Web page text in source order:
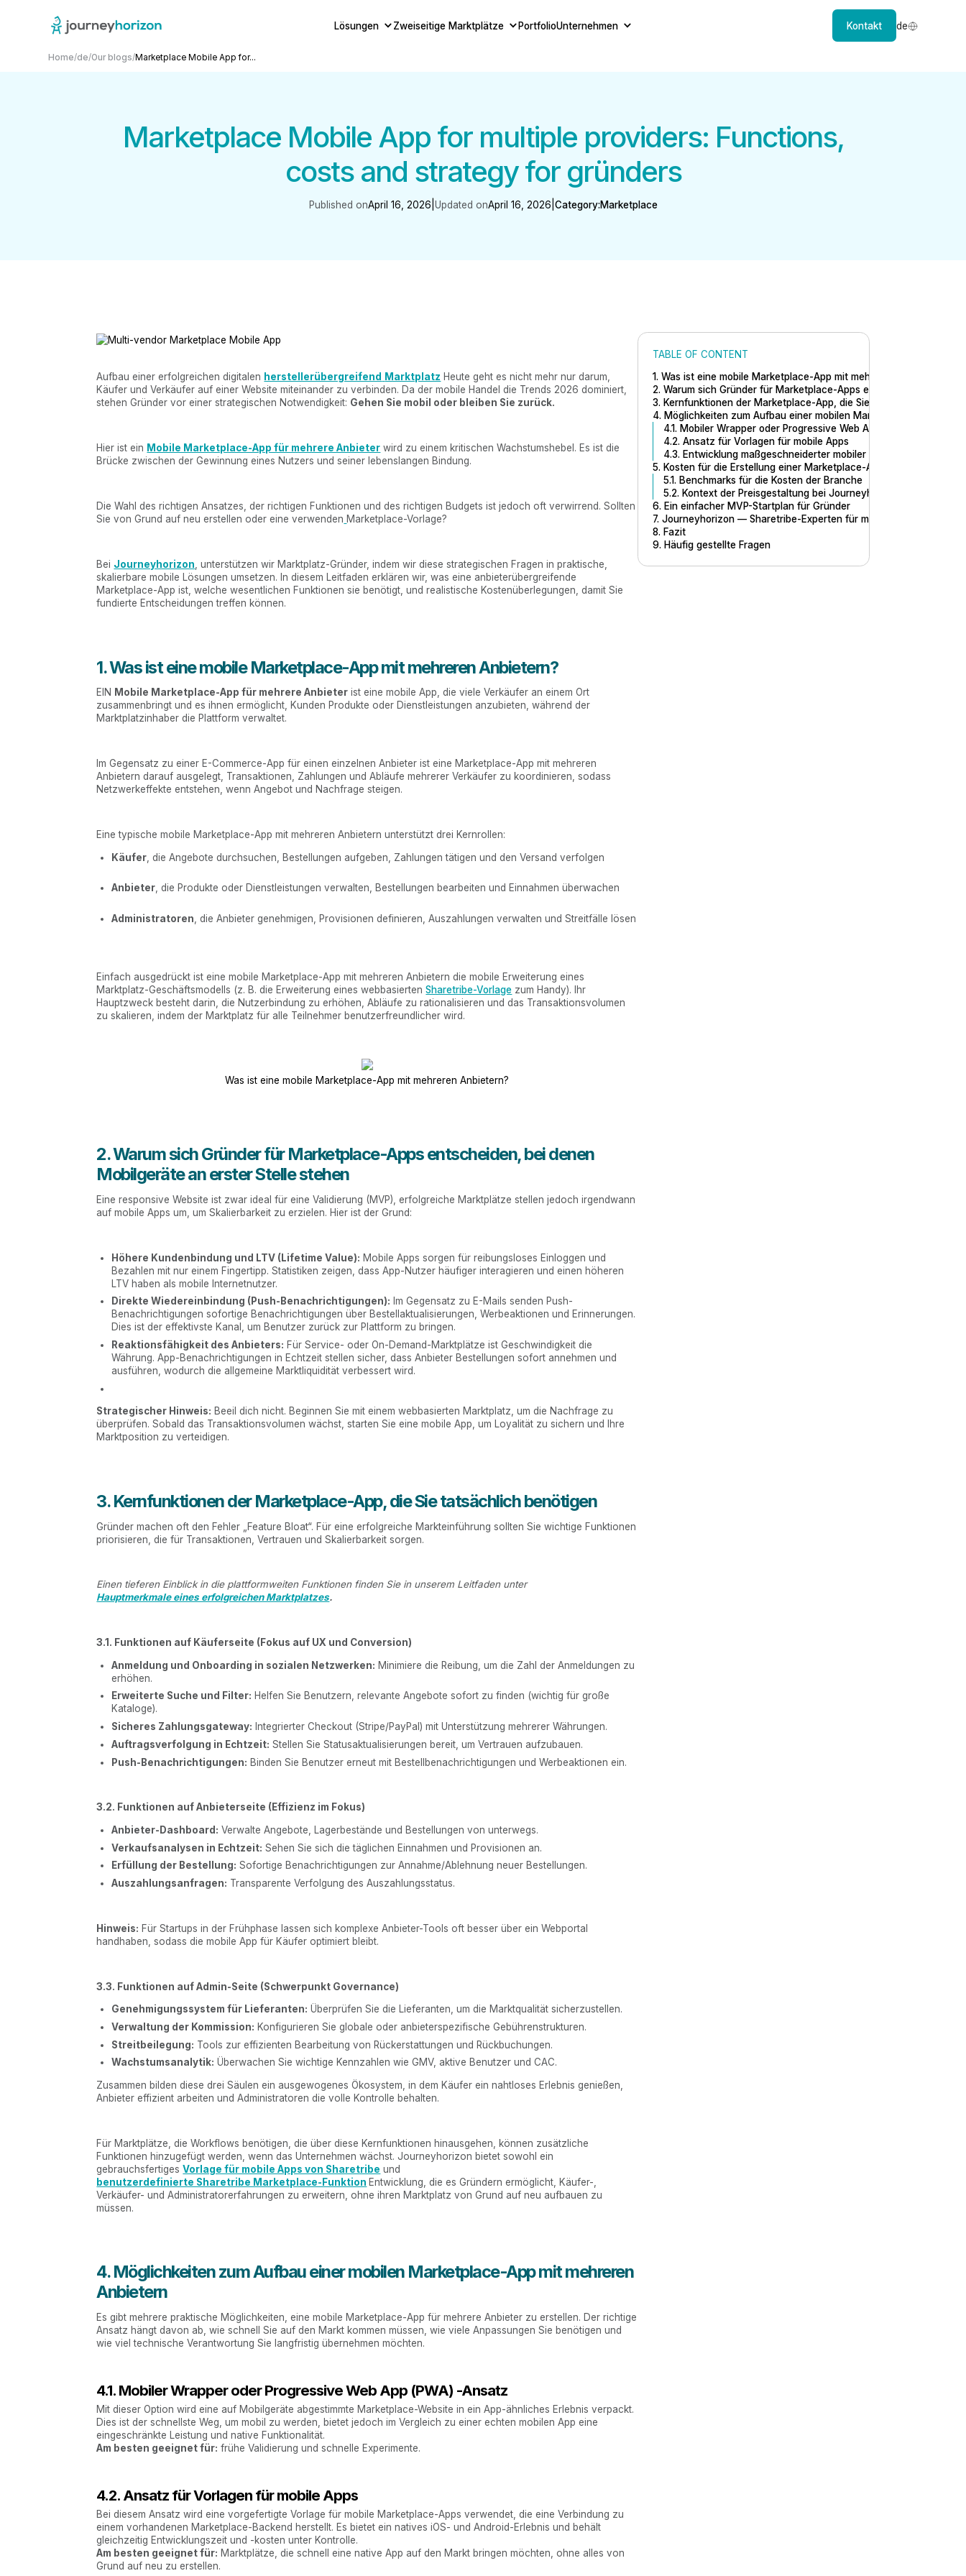
Lösungen Zweiseitige Marktplätze PortfolioUnternehmen Kontakt de
Home/de/Our blogs/Marketplace Mobile App for...
Marketplace Mobile App for multiple providers: Functions,
costs and strategy for gründers
Published onApril 16, 2026 Updated onApril 16, 2026 Category:Marketplace
Aufbau einer erfolgreichen digitalen herstellerübergreifend Marktplatz Heute geht es nicht mehr nur darum,
Käufer und Verkäufer auf einer Website miteinander zu verbinden. Da der mobile Handel die Trends 2026 dominiert,
stehen Gründer vor einer strategischen Notwendigkeit: Gehen Sie mobil oder bleiben Sie zurück.
Hier ist ein Mobile Marketplace-App für mehrere Anbieter wird zu einem kritischen Wachstumshebel. Es ist die
Brücke zwischen der Gewinnung eines Nutzers und seiner lebenslangen Bindung.
Die Wahl des richtigen Ansatzes, der richtigen Funktionen und des richtigen Budgets ist jedoch oft verwirrend. Sollten
Sie von Grund auf neu erstellen oder eine verwenden Marketplace-Vorlage?
Bei Journeyhorizon , unterstützen wir Marktplatz-Gründer, indem wir diese strategischen Fragen in praktische,
skalierbare mobile Lösungen umsetzen. In diesem Leitfaden erklären wir, was eine anbieterübergreifende
Marketplace-App ist, welche wesentlichen Funktionen sie benötigt, und realistische Kostenüberlegungen, damit Sie
fundierte Entscheidungen treffen können.
1. Was ist eine mobile Marketplace-App mit mehreren Anbietern?
EIN Mobile Marketplace-App für mehrere Anbieter ist eine mobile App, die viele Verkäufer an einem Ort
zusammenbringt und es ihnen ermöglicht, Kunden Produkte oder Dienstleistungen anzubieten, während der
Marktplatzinhaber die Plattform verwaltet.
Im Gegensatz zu einer E-Commerce-App für einen einzelnen Anbieter ist eine Marketplace-App mit mehreren
Anbietern darauf ausgelegt, Transaktionen, Zahlungen und Abläufe mehrerer Verkäufer zu koordinieren, sodass
Netzwerkeffekte entstehen, wenn Angebot und Nachfrage steigen.
Eine typische mobile Marketplace-App mit mehreren Anbietern unterstützt drei Kernrollen:
Käufer, die Angebote durchsuchen, Bestellungen aufgeben, Zahlungen tätigen und den Versand verfolgen
Anbieter, die Produkte oder Dienstleistungen verwalten, Bestellungen bearbeiten und Einnahmen überwachen
Administratoren , die Anbieter genehmigen, Provisionen definieren, Auszahlungen verwalten und Streitfälle lösen
Einfach ausgedrückt ist eine mobile Marketplace-App mit mehreren Anbietern die mobile Erweiterung eines
Marktplatz-Geschäftsmodells (z. B. die Erweiterung eines webbasiertenSharetribe-Vorlage zum Handy). Ihr
Hauptzweck besteht darin, die Nutzerbindung zu erhöhen, Abläufe zu rationalisieren und das Transaktionsvolumen
zu skalieren, indem der Marktplatz für alle Teilnehmer benutzerfreundlicher wird.
Was ist eine mobile Marketplace-App mit mehreren Anbietern?
2. Warum sich Gründer für Marketplace-Apps entscheiden, bei denen
Mobilgeräte an erster Stelle stehen
Eine responsive Website ist zwar ideal für eine Validierung (MVP), erfolgreiche Marktplätze stellen jedoch irgendwann
auf mobile Apps um, um Skalierbarkeit zu erzielen. Hier ist der Grund:
Höhere Kundenbindung und LTV (Lifetime Value): Mobile Apps sorgen für reibungsloses Einloggen und
Bezahlen mit nur einem Fingertipp. Statistiken zeigen, dass App-Nutzer häufiger interagieren und einen höheren
LTV haben als mobile Internetnutzer.
Direkte Wiedereinbindung (Push-Benachrichtigungen): Im Gegensatz zu E-Mails senden Push-
Benachrichtigungen sofortige Benachrichtigungen über Bestellaktualisierungen, Werbeaktionen und Erinnerungen.
Dies ist der effektivste Kanal, um Benutzer zurück zur Plattform zu bringen.
Reaktionsfähigkeit des Anbieters: Für Service- oder On-Demand-Marktplätze ist Geschwindigkeit die
Währung. App-Benachrichtigungen in Echtzeit stellen sicher, dass Anbieter Bestellungen sofort annehmen und
ausführen, wodurch die allgemeine Marktliquidität verbessert wird.
Strategischer Hinweis: Beeil dich nicht. Beginnen Sie mit einem webbasierten Marktplatz, um die Nachfrage zu
überprüfen. Sobald das Transaktionsvolumen wächst, starten Sie eine mobile App, um Loyalität zu sichern und Ihre
Marktposition zu verteidigen.
3. Kernfunktionen der Marketplace-App, die Sie tatsächlich benötigen
Gründer machen oft den Fehler „Feature Bloat“. Für eine erfolgreiche Markteinführung sollten Sie wichtige Funktionen
priorisieren, die für Transaktionen, Vertrauen und Skalierbarkeit sorgen.
Einen tieferen Einblick in die plattformweiten Funktionen finden Sie in unserem Leitfaden unter
Hauptmerkmale eines erfolgreichen Marktplatzes.
3.1. Funktionen auf Käuferseite (Fokus auf UX und Conversion)
Anmeldung und Onboarding in sozialen Netzwerken: Minimiere die Reibung, um die Zahl der Anmeldungen zu
erhöhen.
Erweiterte Suche und Filter: Helfen Sie Benutzern, relevante Angebote sofort zu finden (wichtig für große
Kataloge).
Sicheres Zahlungsgateway: Integrierter Checkout (Stripe/PayPal) mit Unterstützung mehrerer Währungen.
Auftragsverfolgung in Echtzeit: Stellen Sie Statusaktualisierungen bereit, um Vertrauen aufzubauen.
Push-Benachrichtigungen: Binden Sie Benutzer erneut mit Bestellbenachrichtigungen und Werbeaktionen ein.
3.2. Funktionen auf Anbieterseite (Effizienz im Fokus)
Anbieter-Dashboard: Verwalte Angebote, Lagerbestände und Bestellungen von unterwegs.
Verkaufsanalysen in Echtzeit: Sehen Sie sich die täglichen Einnahmen und Provisionen an.
Erfüllung der Bestellung: Sofortige Benachrichtigungen zur Annahme/Ablehnung neuer Bestellungen.
Auszahlungsanfragen: Transparente Verfolgung des Auszahlungsstatus.
Hinweis: Für Startups in der Frühphase lassen sich komplexe Anbieter-Tools oft besser über ein Webportal
handhaben, sodass die mobile App für Käufer optimiert bleibt.
3.3. Funktionen auf Admin-Seite (Schwerpunkt Governance)
Genehmigungssystem für Lieferanten: Überprüfen Sie die Lieferanten, um die Marktqualität sicherzustellen.
Verwaltung der Kommission: Konfigurieren Sie globale oder anbieterspezifische Gebührenstrukturen.
Streitbeilegung: Tools zur effizienten Bearbeitung von Rückerstattungen und Rückbuchungen.
Wachstumsanalytik: Überwachen Sie wichtige Kennzahlen wie GMV, aktive Benutzer und CAC.
Zusammen bilden diese drei Säulen ein ausgewogenes Ökosystem, in dem Käufer ein nahtloses Erlebnis genießen,
Anbieter effizient arbeiten und Administratoren die volle Kontrolle behalten.
Für Marktplätze, die Workflows benötigen, die über diese Kernfunktionen hinausgehen, können zusätzliche
Funktionen hinzugefügt werden, wenn das Unternehmen wächst. Journeyhorizon bietet sowohl ein
gebrauchsfertigesVorlage für mobile Apps von Sharetribe und
benutzerdefinierte Sharetribe Marketplace-Funktion Entwicklung, die es Gründern ermöglicht, Käufer-,
Verkäufer- und Administratorerfahrungen zu erweitern, ohne ihren Marktplatz von Grund auf neu aufbauen zu
müssen.
4. Möglichkeiten zum Aufbau einer mobilen Marketplace-App mit mehreren
Anbietern
Es gibt mehrere praktische Möglichkeiten, eine mobile Marketplace-App für mehrere Anbieter zu erstellen. Der richtige
Ansatz hängt davon ab, wie schnell Sie auf den Markt kommen müssen, wie viele Anpassungen Sie benötigen und
wie viel technische Verantwortung Sie langfristig übernehmen möchten.
4.1. Mobiler Wrapper oder Progressive Web App (PWA) -Ansatz
Mit dieser Option wird eine auf Mobilgeräte abgestimmte Marketplace-Website in ein App-ähnliches Erlebnis verpackt.
Dies ist der schnellste Weg, um mobil zu werden, bietet jedoch im Vergleich zu einer echten mobilen App eine
eingeschränkte Leistung und native Funktionalität.
Am besten geeignet für: frühe Validierung und schnelle Experimente.
4.2. Ansatz für Vorlagen für mobile Apps
Bei diesem Ansatz wird eine vorgefertigte Vorlage für mobile Marketplace-Apps verwendet, die eine Verbindung zu
einem vorhandenen Marketplace-Backend herstellt. Es bietet ein natives iOS- und Android-Erlebnis und behält
gleichzeitig Entwicklungszeit und -kosten unter Kontrolle.
Am besten geeignet für: Marktplätze, die schnell eine native App auf den Markt bringen möchten, ohne alles von
Grund auf neu zu erstellen.
TABLE OF CONTENT
1. Was ist eine mobile Marketplace-App mit mehreren Anbietern?
2. Warum sich Gründer für Marketplace-Apps entscheiden, bei
3. Kernfunktionen der Marketplace-App, die Sie tatsächlich
4. Möglichkeiten zum Aufbau einer mobilen Marketplace-App mit
4.1. Mobiler Wrapper oder Progressive Web App (PWA) -Ansatz
4.2. Ansatz für Vorlagen für mobile Apps
4.3. Entwicklung maßgeschneiderter mobiler Apps
5. Kosten für die Erstellung einer Marketplace-App mit mehreren
5.1. Benchmarks für die Kosten der Branche
5.2. Kontext der Preisgestaltung bei Journeyhorizon
6. Ein einfacher MVP-Startplan für Gründer
7. Journeyhorizon — Sharetribe-Experten für mobile Marketplace-
8. Fazit
9. Häufig gestellte Fragen